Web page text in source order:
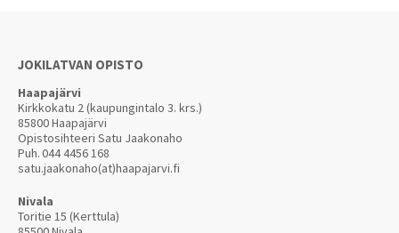
JOKILATVAN OPISTO
Haapajärvi
Kirkkokatu 2 (kaupungintalo 3. krs.)
85800 Haapajärvi
Opistosihteeri Satu Jaakonaho
Puh.044 4456 168
satu.jaakonaho(at)haapajarvi.fi
Nivala
Toritie 15 (Kerttula)